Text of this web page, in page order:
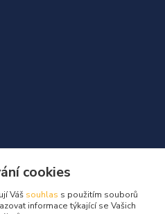
cookies
Váš souhlas s použitím souborů
informace týkající se Vašich